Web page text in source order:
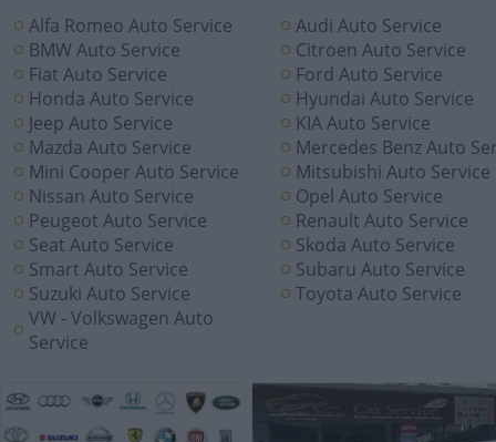
Alfa Romeo Auto Service
Audi Auto Service
BMW Auto Service
Citroen Auto Service
Fiat Auto Service
Ford Auto Service
Honda Auto Service
Hyundai Auto Service
Jeep Auto Service
KIA Auto Service
Mazda Auto Service
Mercedes Benz Auto
Mini Cooper Auto Service
Mitsubishi Auto Service
Nissan Auto Service
Opel Auto Service
Peugeot Auto Service
Renault Auto Service
Seat Auto Service
Skoda Auto Service
Smart Auto Service
Subaru Auto Service
Suzuki Auto Service
Toyota Auto Service
VW - Volkswagen Auto
Service